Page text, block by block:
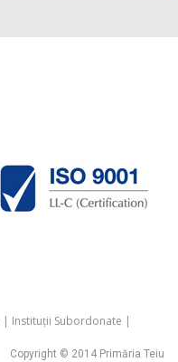
| Instituții Subordonate |
Copyright © 2014 Primăria Teiu